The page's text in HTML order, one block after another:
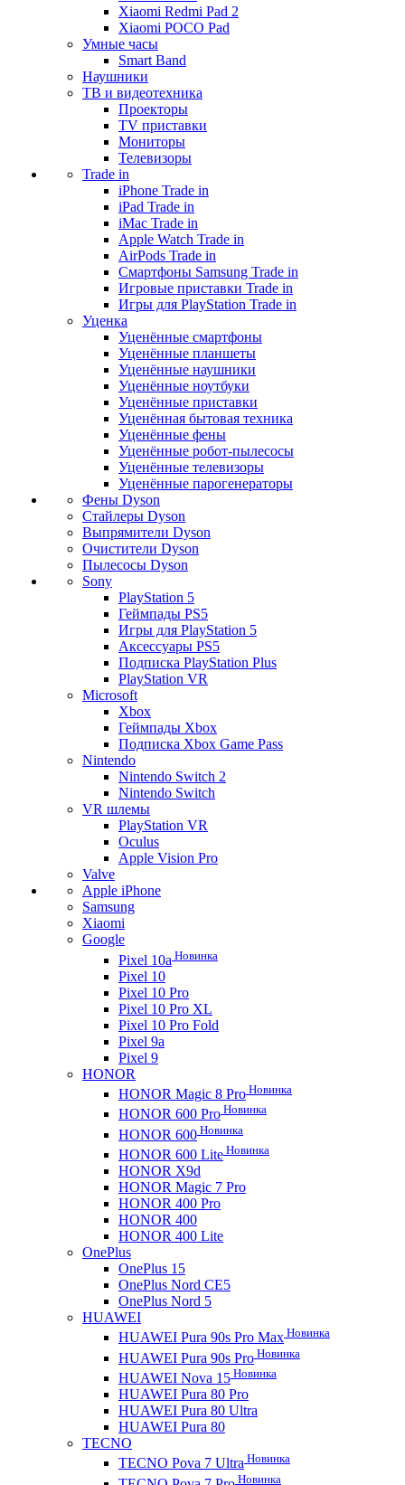
Xiaomi Redmi Pad 2
Xiaomi POCO Pad
Умные часы
Smart Band
Наушники
ТВ и видеотехника
Проекторы
TV приставки
Мониторы
Телевизоры
Trade in
iPhone Trade in
iPad Trade in
iMac Trade in
Apple Watch Trade in
AirPods Trade in
Смартфоны Samsung Trade in
Игровые приставки Trade in
Игры для PlayStation Trade in
Уценка
Уценённые смартфоны
Уценённые планшеты
Уценённые наушники
Уценённые ноутбуки
Уценённые приставки
Уценённая бытовая техника
Уценённые фены
Уценённые робот-пылесосы
Уценённые телевизоры
Уценённые парогенераторы
Фены Dyson
Стайлеры Dyson
Выпрямители Dyson
Очистители Dyson
Пылесосы Dyson
Sony
PlayStation 5
Геймпады PS5
Игры для PlayStation 5
Аксессуары PS5
Подписка PlayStation Plus
PlayStation VR
Microsoft
Xbox
Геймпады Xbox
Подписка Xbox Game Pass
Nintendo
Nintendo Switch 2
Nintendo Switch
VR шлемы
PlayStation VR
Oculus
Apple Vision Pro
Valve
Apple iPhone
Samsung
Xiaomi
Google
Pixel 10a Новинка
Pixel 10
Pixel 10 Pro
Pixel 10 Pro XL
Pixel 10 Pro Fold
Pixel 9a
Pixel 9
HONOR
HONOR Magic 8 Pro Новинка
HONOR 600 Pro Новинка
HONOR 600 Новинка
HONOR 600 Lite Новинка
HONOR X9d
HONOR Magic 7 Pro
HONOR 400 Pro
HONOR 400
HONOR 400 Lite
OnePlus
OnePlus 15
OnePlus Nord CE5
OnePlus Nord 5
HUAWEI
HUAWEI Pura 90s Pro Max Новинка
HUAWEI Pura 90s Pro Новинка
HUAWEI Nova 15 Новинка
HUAWEI Pura 80 Pro
HUAWEI Pura 80 Ultra
HUAWEI Pura 80
TECNO
TECNO Pova 7 Ultra Новинка
Новинка